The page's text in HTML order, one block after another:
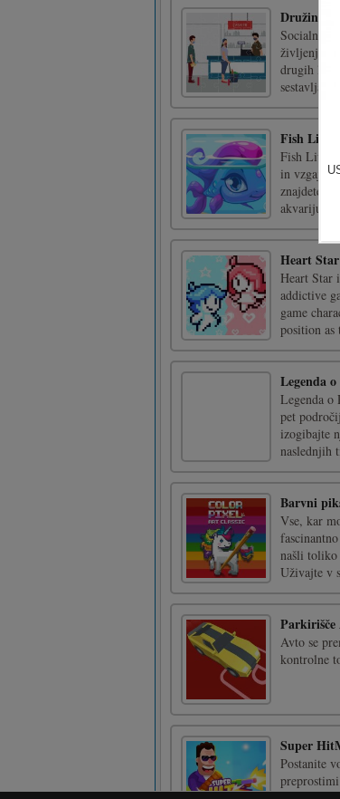
Družinska
Socialno
življenja,
drugih
Fish Live
Fish Live
in
znajdete
Heart Star
Heart Star
addictive
game
position
Legenda
Legenda o
pet
izogibajte
naslednjih
Barvni
Vse, kar
našli toliko
Uživajte v
Parkirišče
Avto se
kontrolne
Super
Postanite